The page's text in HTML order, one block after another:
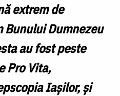
extrem de
Dumnezeu
au fost peste
Pro Vita,
Iașilor, și